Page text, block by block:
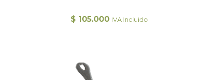
$ 105.000 IVA Incluido